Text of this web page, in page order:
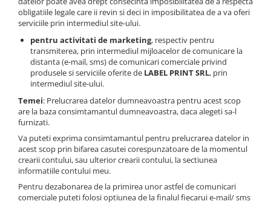
obligatiile legale care ii revin si deci in imposibilitatea de a va oferi
serviciile prin intermediul site-ului.
pentru activitati de marketing, respectiv pentru
transmiterea, prin intermediul mijloacelor de comunicare la
distanta (e-mail, sms) de comunicari comerciale privind
produsele si serviciile oferite de LABEL PRINT SRL, prin
intermediul site-ului.
Temei: Prelucrarea datelor dumneavoastra pentru acest scop
are la baza consimtamantul dumneavoastra, daca alegeti sa-l
furnizati.
Va puteti exprima consimtamantul pentru prelucrarea datelor in
acest scop prin bifarea casutei corespunzatoare de la momentul
crearii contului, sau ulterior crearii contului, la sectiunea
informatiile contului meu.
Pentru dezabonarea de la primirea unor astfel de comunicari
comerciale puteti folosi optiunea de la finalul fiecarui e-mail/ sms